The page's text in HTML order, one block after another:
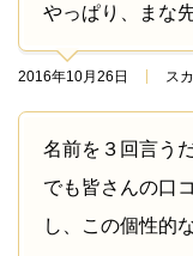
やっぱり、まな
2016年10月26日 ス
名前を３回言う
でも皆さんの口
し、この個性的